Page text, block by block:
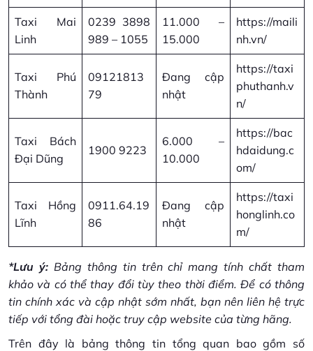
Taxi Mai
Linh
0239 3898
989 – 1055
11.000 –
15.000
https://maili
nh.vn/
Taxi Phú
Thành
09121813
79
Đang cập
nhật
https://taxi
phuthanh.v
n/
Taxi Bách
Đại Dũng
1900 9223
6.000 –
10.000
https://bac
hdaidung.c
om/
Taxi Hồng
Lĩnh
0911.64.19
86
Đang cập
nhật
https://taxi
honglinh.co
m/
*Lưu ý: Bảng thông tin trên chỉ mang tính chất tham
khảo và có thể thay đổi tùy theo thời điểm. Để có thông
tin chính xác và cập nhật sớm nhất, bạn nên liên hệ trực
tiếp với tổng đài hoặc truy cập website của từng hãng.
Trên đây là bảng thông tin tổng quan bao gồm số